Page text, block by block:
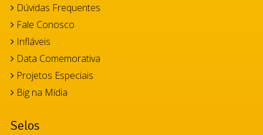
Dúvidas Frequentes
Fale Conosco
Infláveis
Data Comemorativa
Projetos Especiais
Big na Mídia
Selos